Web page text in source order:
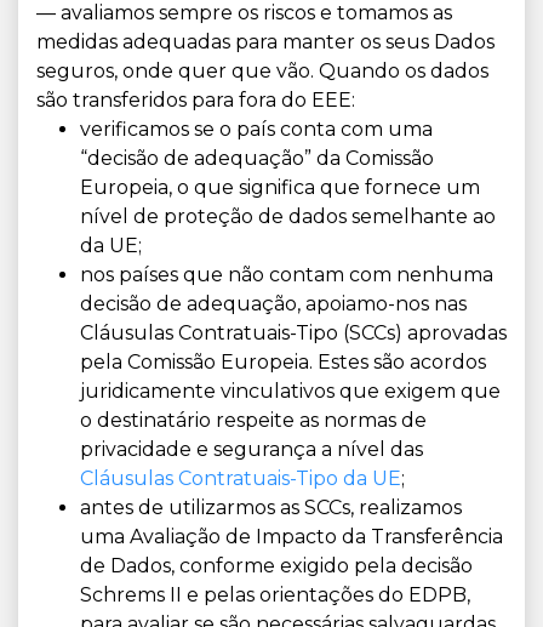
— avaliamos sempre os riscos e tomamos as
medidas adequadas para manter os seus Dados
seguros, onde quer que vão. Quando os dados
são transferidos para fora do EEE:
verificamos se o país conta com uma
“decisão de adequação” da Comissão
Europeia, o que significa que fornece um
nível de proteção de dados semelhante ao
da UE;
nos países que não contam com nenhuma
decisão de adequação, apoiamo-nos nas
Cláusulas Contratuais-Tipo (SCCs) aprovadas
pela Comissão Europeia. Estes são acordos
juridicamente vinculativos que exigem que
o destinatário respeite as normas de
privacidade e segurança a nível das
Cláusulas Contratuais-Tipo da UE;
antes de utilizarmos as SCCs, realizamos
uma Avaliação de Impacto da Transferência
de Dados, conforme exigido pela decisão
Schrems II e pelas orientações do EDPB,